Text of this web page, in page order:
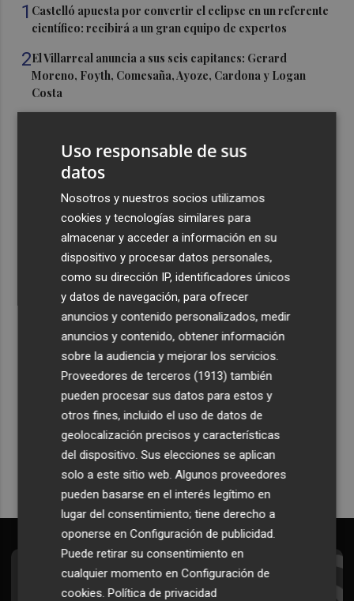
1 Castelló apuesta por convertir el eclipse en un referente
científico: recibirá a un gran equipo de expertos
2El Villarreal anuncia a sus seis capitanes: Gerard
Moreno, Foyth, Comesaña, Ayoze, Cardona y Logan
Costa
San Javier da viabilidad al nuevo contrato del transporte
324 habitaciones
Estos son los estrenos que abren la cartelera en agosto:
de la comedia 'El último mono' a una nueva entrega de
'La Patrulla Canina'
Recibe toda la actualidad de
Plaza Podcast en tu correo
Quiero suscribirme
Suscríbete al Boletín
Uso responsable de sus
datos
Nosotros y nuestros socios utilizamos
cookies y tecnologías similares para
almacenar y acceder a información en su
dispositivo y procesar datos personales,
como su dirección IP, identificadores únicos
y datos de navegación, para ofrecer
anuncios y contenido personalizados, medir
anuncios y contenido, obtener información
sobre la audiencia y mejorar los servicios.
Proveedores de terceros (1913) también
pueden procesar sus datos para estos y
otros fines, incluido el uso de datos de
geolocalización precisos y características
del dispositivo. Sus elecciones se aplican
solo a este sitio web. Algunos proveedores
pueden basarse en el interés legítimo en
lugar del consentimiento; tiene derecho a
oponerse enConfiguración de publicidad.
Puede retirar su consentimiento en
cualquier momento enConfiguración de
cookies.Política de privacidad